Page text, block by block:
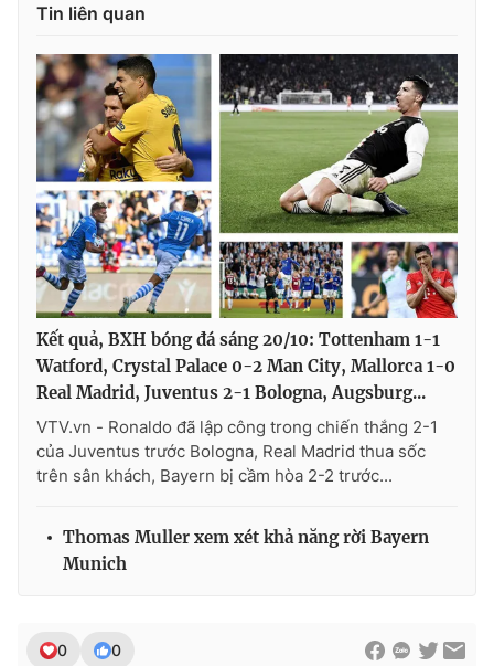
Thị trường
Tư vấn
Lịch phát sóng
Chuyên mục khác
Emagazine Podcast
Photo Infographic
Video Shorts video
VTV Money VTV Thể thao
VTV Sức khoẻ Bất động sản
Thị trường 24h Tấm lòng Việt
VTV4 Vươn mình bằng AI
Liên hệ tòa soạn
Tin liên quan
Kết quả, BXH bóng đá sáng 20/10: Tottenham 1-1
Watford, Crystal Palace 0-2 Man City, Mallorca 1-0
Real Madrid, Juventus 2-1 Bologna, Augsburg...
VTV.vn - Ronaldo đã lập công trong chiến thắng 2-1
của Juventus trước Bologna, Real Madrid thua sốc
trên sân khách, Bayern bị cầm hòa 2-2 trước...
Thomas Muller xem xét khả năng rời Bayern
Munich
0 0